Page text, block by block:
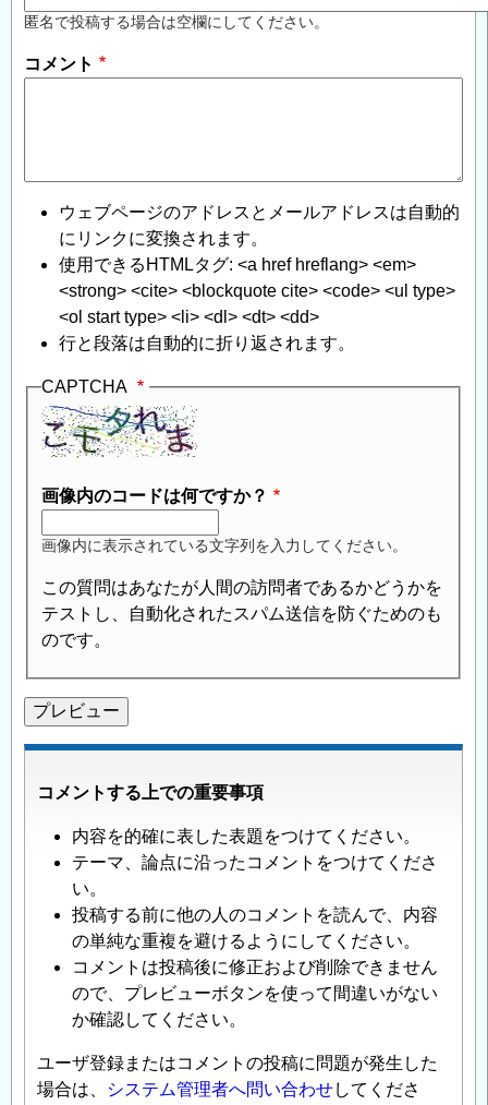
匿名で投稿する場合は空欄にしてください。
コメント
ウェブページのアドレスとメールアドレスは自動的
にリンクに変換されます。
使用できるHTMLタグ: <a href hreflang> <em>
<strong> <cite> <blockquote cite> <code> <ul type>
<ol start type> <li> <dl> <dt> <dd>
行と段落は自動的に折り返されます。
CAPTCHA
画像内のコードは何ですか？
画像内に表示されている文字列を入力してください。
この質問はあなたが人間の訪問者であるかどうかを
テストし、自動化されたスパム送信を防ぐためのも
のです。
コメントする上での重要事項
内容を的確に表した表題をつけてください。
テーマ、論点に沿ったコメントをつけてくださ
い。
投稿する前に他の人のコメントを読んで、内容
の単純な重複を避けるようにしてください。
コメントは投稿後に修正および削除できません
ので、プレビューボタンを使って間違いがない
か確認してください。
ユーザ登録またはコメントの投稿に問題が発生した
場合は、
システム管理者へ問い合わせしてくださ